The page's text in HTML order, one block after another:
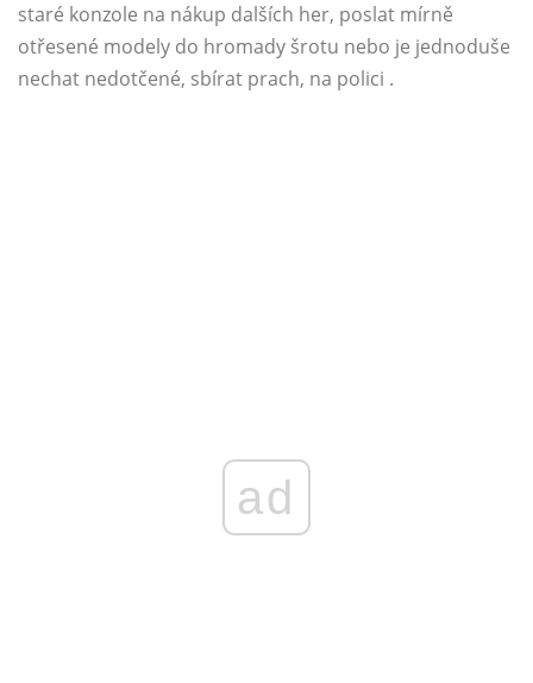
staré konzole na nákup dalších her, poslat mírně
otřesené modely do hromady šrotu nebo je jednoduše
nechat nedotčené, sbírat prach, na polici .
ad